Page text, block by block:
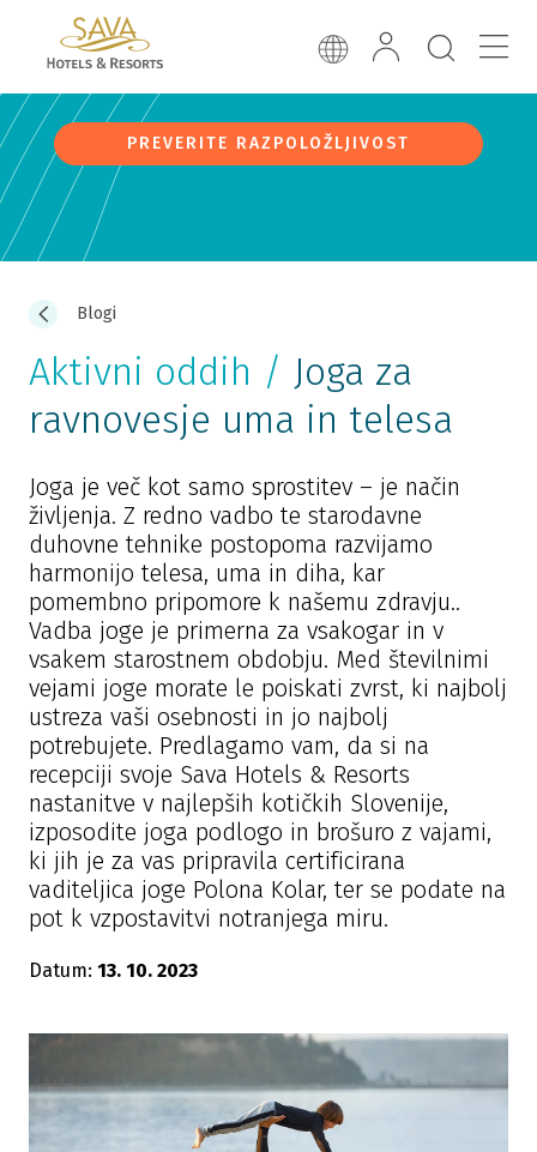
PREVERITE RAZPOLOŽLJIVOST
Blogi
Aktivni oddih / Joga za
ravnovesje uma in telesa
Joga je več kot samo sprostitev – je način
življenja. Z redno vadbo te starodavne
duhovne tehnike postopoma razvijamo
harmonijo telesa, uma in diha, kar
pomembno pripomore k našemu zdravju..
Vadba joge je primerna za vsakogar in v
vsakem starostnem obdobju. Med številnimi
vejami joge morate le poiskati zvrst, ki najbolj
ustreza vaši osebnosti in jo najbolj
potrebujete. Predlagamo vam, da si na
recepciji svoje Sava Hotels & Resorts
nastanitve v najlepših kotičkih Slovenije,
izposodite joga podlogo in brošuro z vajami,
ki jih je za vas pripravila certificirana
vaditeljica joge Polona Kolar, ter se podate na
pot k vzpostavitvi notranjega miru.
Datum: 13. 10. 2023